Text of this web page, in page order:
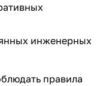
инженерных
правила